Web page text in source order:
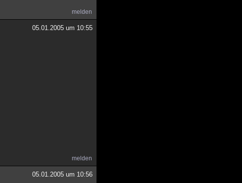
melden
05.01.2005 um 10:55
melden
05.01.2005 um 10:56